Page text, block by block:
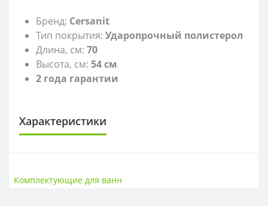
Бренд: Cersanit
Тип покрытия: Ударопрочный полистерол
Длина, см: 70
Высота, см: 54 см
2 года гарантии
Характеристики
Высота, см
Комплектующие для ванн